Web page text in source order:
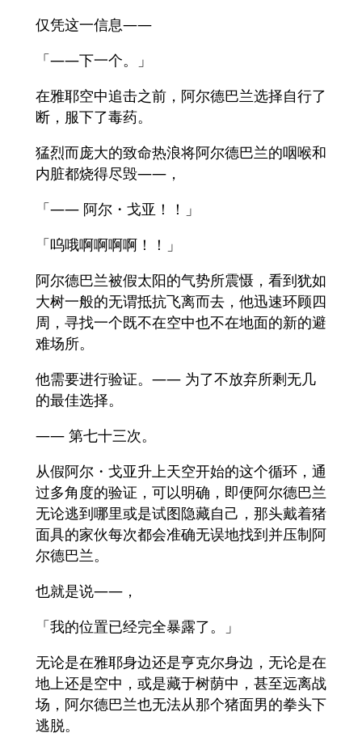
仅凭这一信息——
「——下一个。」
在雅耶空中追击之前，阿尔德巴兰选择自行了
断，服下了毒药。
猛烈而庞大的致命热浪将阿尔德巴兰的咽喉和
内脏都烧得尽毁――，
「―― 阿尔・戈亚！！」
「呜哦啊啊啊啊！！」
阿尔德巴兰被假太阳的气势所震慑，看到犹如
大树一般的无谓抵抗飞离而去，他迅速环顾四
周，寻找一个既不在空中也不在地面的新的避
难场所。
他需要进行验证。―― 为了不放弃所剩无几
的最佳选择。
―― 第七十三次。
从假阿尔・戈亚升上天空开始的这个循环，通
过多角度的验证，可以明确，即便阿尔德巴兰
无论逃到哪里或是试图隐藏自己，那头戴着猪
面具的家伙每次都会准确无误地找到并压制阿
尔德巴兰。
也就是说――，
「我的位置已经完全暴露了。」
无论是在雅耶身边还是亨克尔身边，无论是在
地上还是空中，或是藏于树荫中，甚至远离战
场，阿尔德巴兰也无法从那个猪面男的拳头下
逃脱。